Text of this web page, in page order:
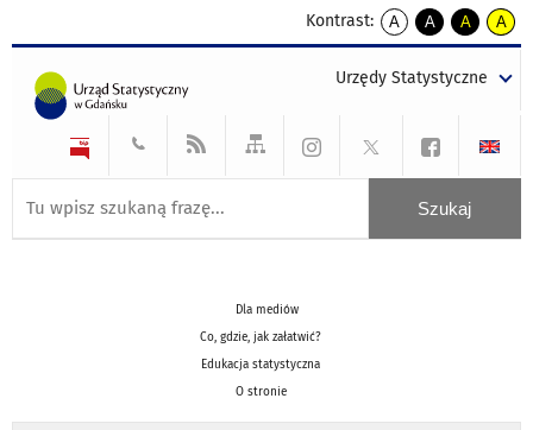
Kontrast:
A
kontrast
A
kontrast
tekst
czarnym
A
kontrast
tekst
czarnym
A
tekst
żółtym
Urzędy Statystyczne
Dla mediów
Co, gdzie, jak załatwić?
Edukacja statystyczna
O stronie